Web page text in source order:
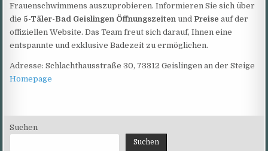
Frauenschwimmens auszuprobieren. Informieren Sie sich über
die 5-Täler-Bad Geislingen Öffnungszeiten und Preise auf der
offiziellen Website. Das Team freut sich darauf, Ihnen eine
entspannte und exklusive Badezeit zu ermöglichen.
Adresse: Schlachthausstraße 30, 73312 Geislingen an der Steige
Homepage
Suchen
Suchen